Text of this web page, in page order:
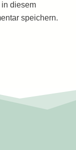
diesem
speichern.